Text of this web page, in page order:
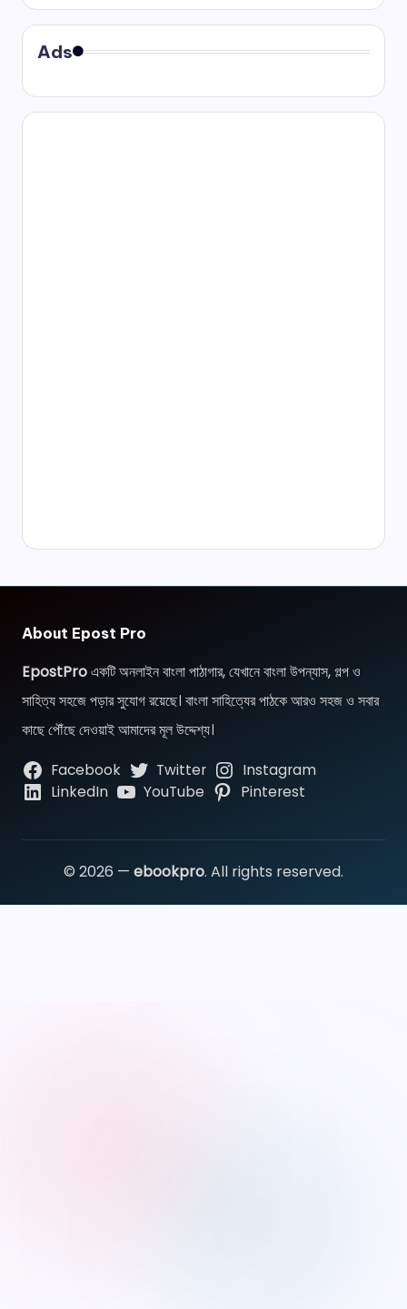
Ads
About Epost Pro
EpostProএকটি অনলাইন বাংলা পাঠাগার, যেখানে বাংলা উপন্যাস, গল্প ও
সাহিত্য সহজে পড়ার সুযোগ রয়েছে। বাংলা সাহিত্যের পাঠকে আরও সহজ ও সবার
কাছে পৌঁছে দেওয়াই আমাদের মূল উদ্দেশ্য।
Facebook Twitter
Instagram
LinkedIn
YouTube Pinterest
© 2026 — ebookpro. All rights reserved.